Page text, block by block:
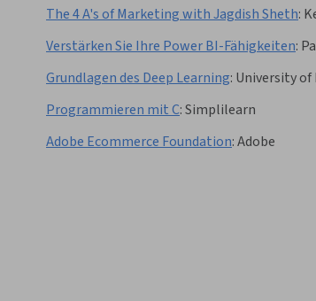
The 4 A's of Marketing with Jagdish Sheth:
Verstärken Sie Ihre Power BI-Fähigkeiten:
Grundlagen des Deep Learning: University of
Programmieren mit C:Simplilearn
Adobe Ecommerce Foundation:Adobe